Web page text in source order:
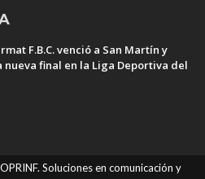
F.B.C. venció a San Martín y
nueva final en la Liga Deportiva del
Soluciones en comunicación y